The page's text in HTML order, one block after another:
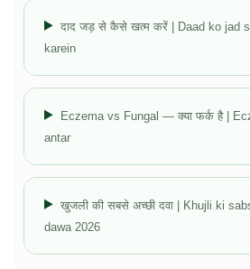
दाद जड़ से कैसे खत्म करें | Daad ko jad
karein
Eczema vs Fungal — क्या फर्क है |
antar
खुजली की सबसे अच्छी दवा | Khujli ki
dawa 2026